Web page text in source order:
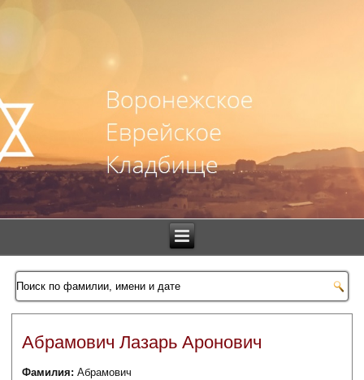
Абрамович Лазарь Аронович
Фамилия:Абрамович